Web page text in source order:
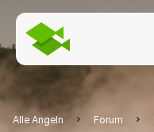
Alle Angeln Forum